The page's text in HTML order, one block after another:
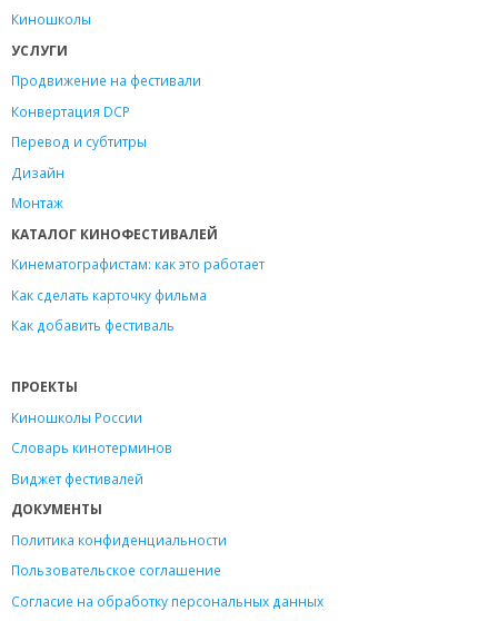
Киношколы
УСЛУГИ
Продвижение на фестивали
Конвертация DCP
Перевод и субтитры
Дизайн
Монтаж
КАТАЛОГ КИНОФЕСТИВАЛЕЙ
Кинематографистам: как это работает
Как сделать карточку фильма
Как добавить фестиваль
ПРОЕКТЫ
Киношколы России
Словарь кинотерминов
Виджет фестивалей
ДОКУМЕНТЫ
Политика конфиденциальности
Пользовательское соглашение
Согласие на обработку персональных данных